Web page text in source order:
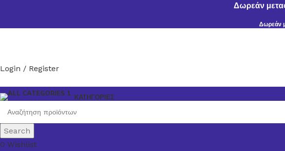
Δωρεάν
Δωρεάν
Login / Register
ΚΑΤΗΓΟΡΙΕΣ
Search
0 Wishlist